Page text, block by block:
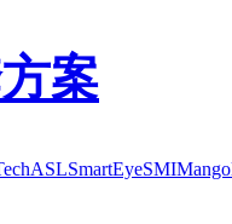
案
ASLSmartEyeSMI